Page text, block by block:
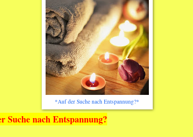
*Auf der Suche nach Entspannung?*
Suche nach Entspannung?